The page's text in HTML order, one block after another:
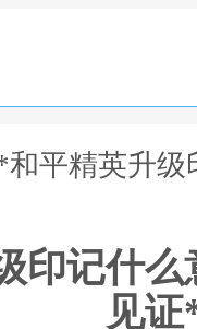
平精英升级
印记什
见